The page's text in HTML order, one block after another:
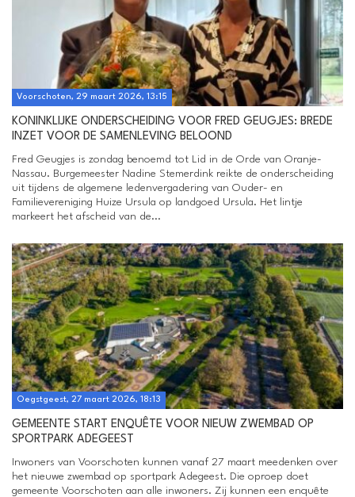
Voorschoten, 29 maart 2026, 13:15
KONINKLIJKE ONDERSCHEIDING VOOR FRED GEUGJES: BREDE
INZET VOOR DE SAMENLEVING BELOOND
Fred Geugjes is zondag benoemd tot Lid in de Orde van Oranje-
Nassau. Burgemeester Nadine Stemerdink reikte de onderscheiding
uit tijdens de algemene ledenvergadering van Ouder- en
Familievereniging Huize Ursula op landgoed Ursula. Het lintje
markeert het afscheid van de...
Oegstgeest, 27 maart 2026, 18:13
GEMEENTE START ENQUÊTE VOOR NIEUW ZWEMBAD OP
SPORTPARK ADEGEEST
Inwoners van Voorschoten kunnen vanaf 27 maart meedenken over
het nieuwe zwembad op sportpark Adegeest. Die oproep doet
gemeente Voorschoten aan alle inwoners. Zij kunnen een enquête